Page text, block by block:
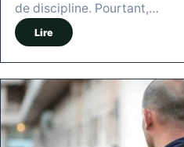
de discipline. Pourtant,…
Lire